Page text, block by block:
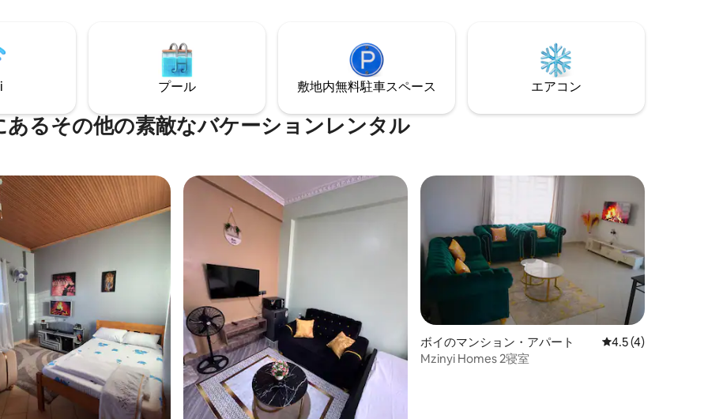
加工されています。これら
ー、カバー、すべてのブラ
換されます。
す。手頃な価格の家庭料理を提供し、SGR
とバスでの送迎を提供し、サファリや地
元の体験の計画をサポートします。レス
トランは車で10分ほどのところにありま
公共交通機関、ショップ、ツァボ東国立
公園からすぐの場所に位置しているた
め、街を簡単に探索し、居心地の良い静
かな場所に戻って一日をくつろぐことが
できます。
プール 敷地内無料駐⁠車ス⁠ペ⁠ー⁠ス エアコン
あるその他の素敵なバケーションレンタル
ボイのマンション・アパート レビュー4件、5つ
4.5 (4)
Mzinyi Homes 2寝室